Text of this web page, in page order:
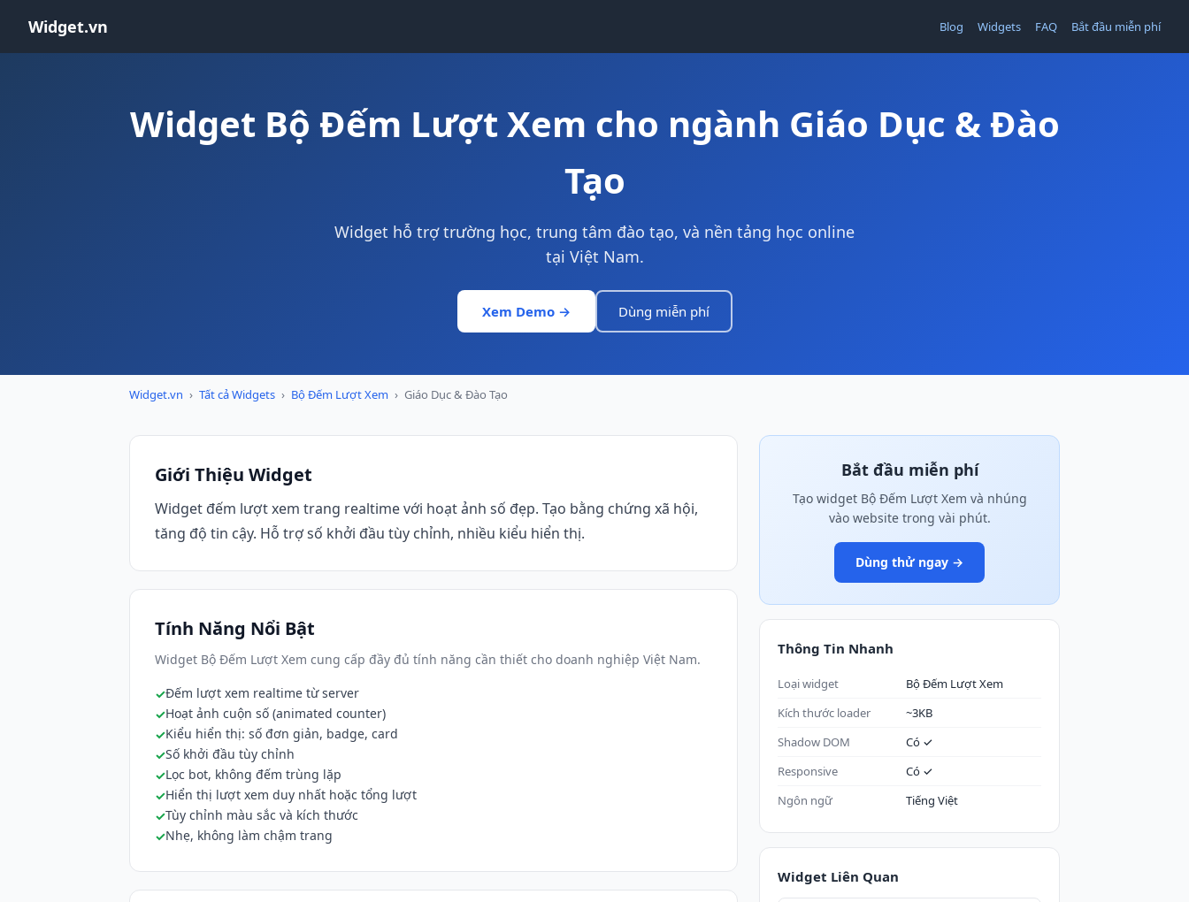
Widget.vn Blog Widgets FAQ Bắt đầu miễn phí
Widget Bộ Đếm Lượt Xem cho ngành Giáo Dục & Đào
Tạo
Widget hỗ trợ trường học, trung tâm đào tạo, và nền tảng học online
tại Việt Nam.
Xem Demo → Dùng miễn phí
Widget.vn › Tất cả Widgets › Bộ Đếm Lượt Xem › Giáo Dục & Đào Tạo
Giới Thiệu Widget
Widget đếm lượt xem trang realtime với hoạt ảnh số đẹp. Tạo bằng chứng xã hội,
tăng độ tin cậy. Hỗ trợ số khởi đầu tùy chỉnh, nhiều kiểu hiển thị.
Tính Năng Nổi Bật
Widget Bộ Đếm Lượt Xem cung cấp đầy đủ tính năng cần thiết cho doanh nghiệp Việt Nam.
Đếm lượt xem realtime từ server
Hoạt ảnh cuộn số (animated counter)
Kiểu hiển thị: số đơn giản, badge, card
Số khởi đầu tùy chỉnh
Lọc bot, không đếm trùng lặp
Hiển thị lượt xem duy nhất hoặc tổng lượt
Tùy chỉnh màu sắc và kích thước
Nhẹ, không làm chậm trang
Bắt đầu miễn phí
Tạo widget Bộ Đếm Lượt Xem và nhúng
vào website trong vài phút.
Dùng thử ngay →
Thông Tin Nhanh
Loại widget
Bộ Đếm Lượt Xem
Kích thước loader
~3KB
Shadow DOM
Có ✓
Responsive
Có ✓
Ngôn ngữ
Tiếng Việt
Widget Liên Quan